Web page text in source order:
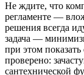
Не ждите, что
регламенте —
решения всегда
задача —
при этом
проверено:
сантехнической